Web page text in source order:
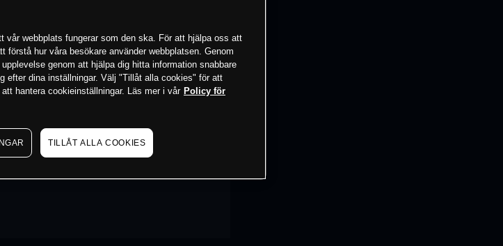
vår webbplats fungerar som den ska. För att hjälpa oss att
förstå hur våra besökare använder webbplatsen. Genom
genom att hjälpa dig hitta information snabbare
efter dina inställningar. Välj "Tillåt alla cookies" för att
hantera cookieinställningar. Läs mer i vår Policy för
TILLÅT ALLA COOKIES